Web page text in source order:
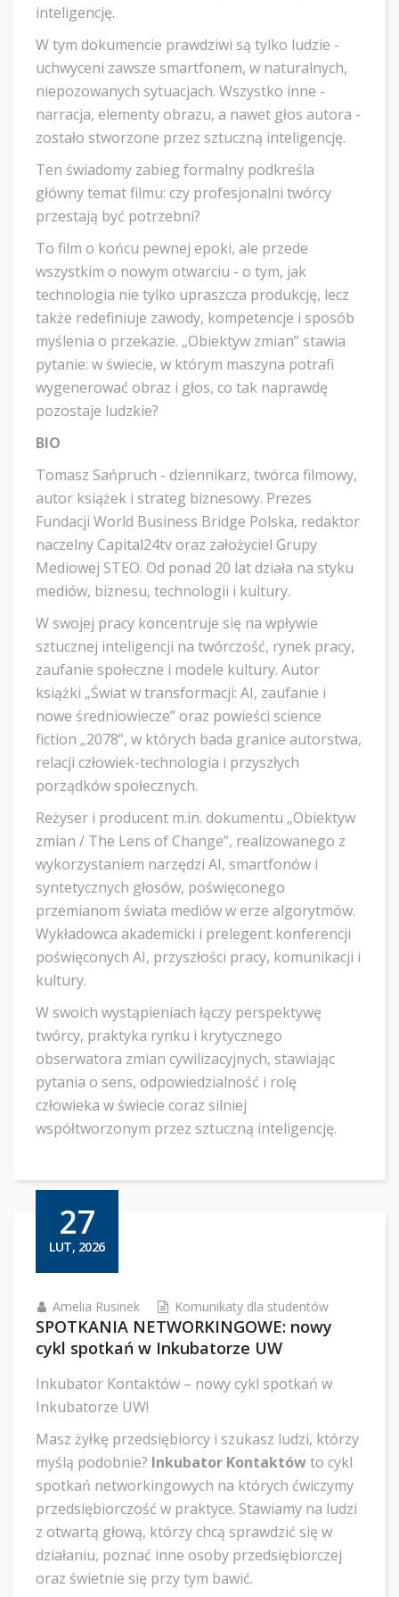
inteligencję.
W tym dokumencie prawdziwi są tylko ludzie -
uchwyceni zawsze smartfonem, w naturalnych,
niepozowanych sytuacjach. Wszystko inne -
narracja, elementy obrazu, a nawet głos autora -
zostało stworzone przez sztuczną inteligencję.
Ten świadomy zabieg formalny podkreśla
główny temat filmu: czy profesjonalni twórcy
przestają być potrzebni?
To film o końcu pewnej epoki, ale przede
wszystkim o nowym otwarciu - o tym, jak
technologia nie tylko upraszcza produkcję, lecz
także redefiniuje zawody, kompetencje i sposób
myślenia o przekazie. „Obiektyw zmian” stawia
pytanie: w świecie, w którym maszyna potrafi
wygenerować obraz i głos, co tak naprawdę
pozostaje ludzkie?
BIO
Tomasz Sańpruch - dziennikarz, twórca filmowy,
autor książek i strateg biznesowy. Prezes
Fundacji World Business Bridge Polska, redaktor
naczelny Capital24tv oraz założyciel Grupy
Mediowej STEO. Od ponad 20 lat działa na styku
mediów, biznesu, technologii i kultury.
W swojej pracy koncentruje się na wpływie
sztucznej inteligencji na twórczość, rynek pracy,
zaufanie społeczne i modele kultury. Autor
książki „Świat w transformacji: AI, zaufanie i
nowe średniowiecze” oraz powieści science
fiction „2078”, w których bada granice autorstwa,
relacji człowiek-technologia i przyszłych
porządków społecznych.
Reżyser i producent m.in. dokumentu „Obiektyw
zmian / The Lens of Change”, realizowanego z
wykorzystaniem narzędzi AI, smartfonów i
syntetycznych głosów, poświęconego
przemianom świata mediów w erze algorytmów.
Wykładowca akademicki i prelegent konferencji
poświęconych AI, przyszłości pracy, komunikacji i
kultury.
W swoich wystąpieniach łączy perspektywę
twórcy, praktyka rynku i krytycznego
obserwatora zmian cywilizacyjnych, stawiając
pytania o sens, odpowiedzialność i rolę
człowieka w świecie coraz silniej
współtworzonym przez sztuczną inteligencję.
27
LUT, 2026
Amelia Rusinek Komunikaty dla studentów
SPOTKANIA NETWORKINGOWE: nowy
cykl spotkań w Inkubatorze UW
Inkubator Kontaktów – nowy cykl spotkań w
Inkubatorze UW!
Masz żyłkę przedsiębiorcy i szukasz ludzi, którzy
myślą podobnie? Inkubator Kontaktówto cykl
spotkań networkingowych na których ćwiczymy
przedsiębiorczość w praktyce. Stawiamy na ludzi
z otwartą głową, którzy chcą sprawdzić się w
działaniu, poznać inne osoby przedsiębiorczej
oraz świetnie się przy tym bawić.